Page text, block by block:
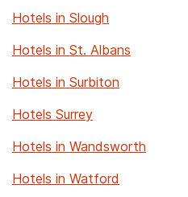
Hotels in Slough
Hotels in St. Albans
Hotels in Surbiton
Hotels Surrey
Hotels in Wandsworth
Hotels in Watford